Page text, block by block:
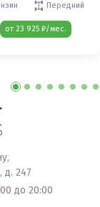
Передний
от 23 925 ₽/мес.
д. 247
до 20:00